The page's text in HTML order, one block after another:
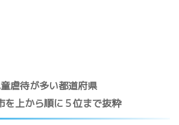
虐待が多い都道府県
を上から順に５位まで抜粋